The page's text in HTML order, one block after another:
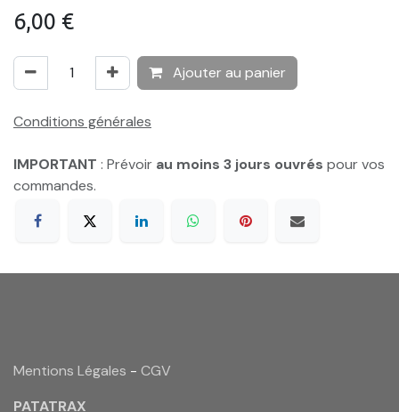
6,00 €
Ajouter au panier
Conditions générales
IMPORTANT : Prévoir au moins 3 jours ouvrés pour vos
commandes.
Mentions Légales - CGV
PATATRAX